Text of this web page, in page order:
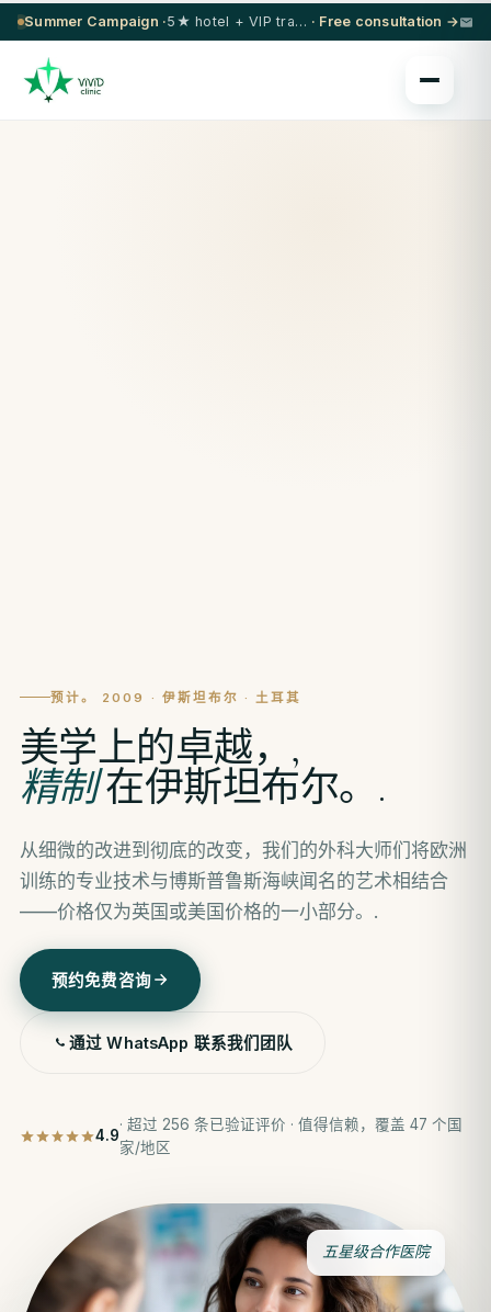
Summer Campaign · 5★ hotel + VIP transfer on select procedures · Free consultation →
预计。 2009 · 伊斯坦布尔 · 土耳其
美学上的卓越，,
精制在伊斯坦布尔。.
从细微的改进到彻底的改变，我们的外科大师们将欧洲
训练的专业技术与博斯普鲁斯海峡闻名的艺术相结合
——价格仅为英国或美国价格的一小部分。.
预约免费咨询
通过 WhatsApp 联系我们团队
4.9
· 超过 256 条已验证评价 · 值得信赖，覆盖 47 个国
家/地区
五星级合作医院